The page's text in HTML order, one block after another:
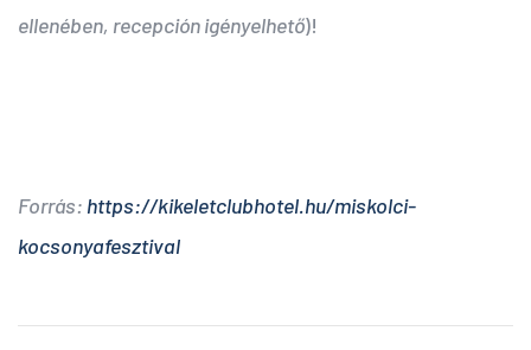
ellenében, recepción igényelhető)!
Forrás: https://kikeletclubhotel.hu/miskolci-
kocsonyafesztival